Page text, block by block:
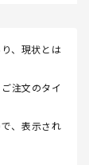
、現状とは
注文のタイ
、表示され